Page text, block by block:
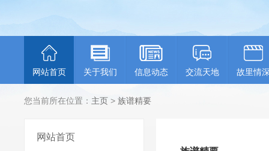
网站首页 关于我们 信息动态 交流天地 故里情
您当前所在位置： 主页 > 族谱精要
网站首页